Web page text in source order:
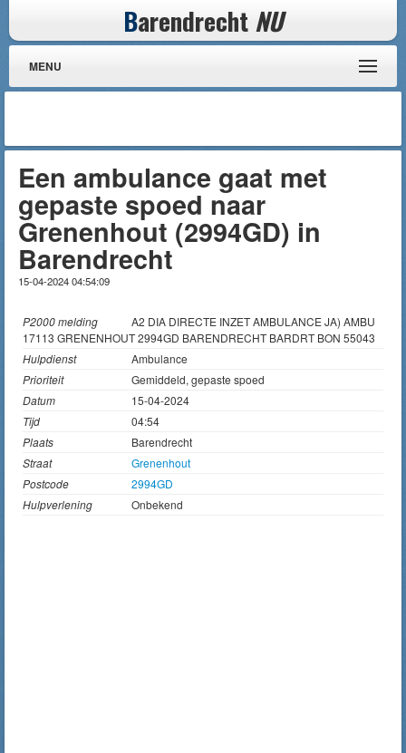
Barendrecht NU
MENU
Een ambulance gaat met
gepaste spoed naar
Grenenhout (2994GD) in
Barendrecht
15-04-2024 04:54:09
P2000 melding
A2 DIA DIRECTE INZET AMBULANCE JA) AMBU
17113 GRENENHOUT 2994GD BARENDRECHT BARDRT BON 55043
Hulpdienst
Ambulance
Prioriteit
Gemiddeld, gepaste spoed
Datum
15-04-2024
Tijd
04:54
Plaats
Barendrecht
Straat
Grenenhout
Postcode
2994GD
Hulpverlening
Onbekend